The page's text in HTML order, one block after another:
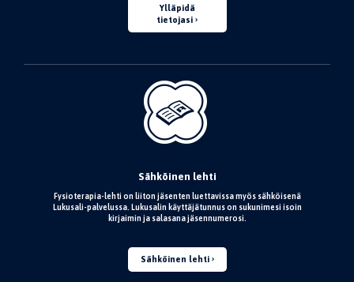
Ylläpidä
tietojasi
Sähköinen lehti
Fysioterapia-lehti on liiton jäsenten luettavissa myös sähköisenä
Lukusali-palvelussa. Lukusalin käyttäjätunnus on sukunimesi isoin
kirjaimin ja salasana jäsennumerosi.
Sähköinen lehti